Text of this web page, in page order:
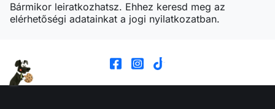
Bármikor leiratkozhatsz. Ehhez keresd meg az
elérhetőségi adatainkat a jogi nyilatkozatban.